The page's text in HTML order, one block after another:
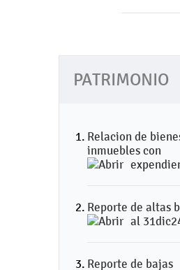
PATRIMONIO
Relacion de
inmuebles con
Reporte de altas
al
Reporte de bajas